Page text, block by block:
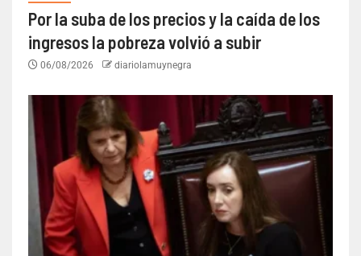
Por la suba de los precios y la caída de los
ingresos la pobreza volvió a subir
06/08/2026 diariolamuynegra